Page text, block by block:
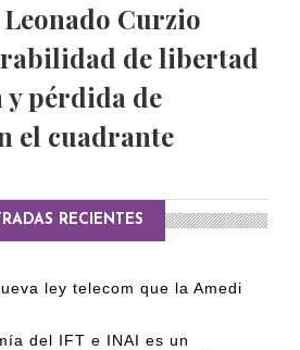
Curzio
de libertad
y pérdida de
el cuadrante
RECIENTES
ley telecom que la Amedi
del IFT e INAI es un